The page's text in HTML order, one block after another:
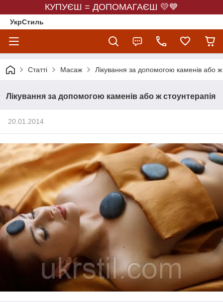
КУПУЄШ = ДОПОМАГАЄШ 💛💙
УкрСтиль
Статті Масаж Лікування за допомогою каменів або ж
Лікування за допомогою каменів або ж стоунтерапія
20.01.2014